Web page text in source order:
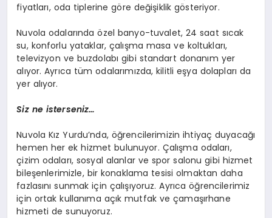
fiyatları, oda tiplerine göre değişiklik gösteriyor.
Nuvola odalarında özel banyo-tuvalet, 24 saat sıcak
su, konforlu yataklar, çalışma masa ve koltukları,
televizyon ve buzdolabı gibi standart donanım yer
alıyor. Ayrıca tüm odalarımızda, kilitli eşya dolapları da
yer alıyor.
Siz ne isterseniz…
Nuvola Kız Yurdu’nda, öğrencilerimizin ihtiyaç duyacağı
hemen her ek hizmet bulunuyor. Çalışma odaları,
çizim odaları, sosyal alanlar ve spor salonu gibi hizmet
bileşenlerimizle, bir konaklama tesisi olmaktan daha
fazlasını sunmak için çalışıyoruz. Ayrıca öğrencilerimiz
için ortak kullanıma açık mutfak ve çamaşırhane
hizmeti de sunuyoruz.